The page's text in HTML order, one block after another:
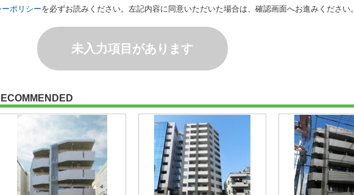
ポリシーを必ずお読みください。左記内容に同意いただいた場合は、確認画面へお進みください。
未入力項目があります